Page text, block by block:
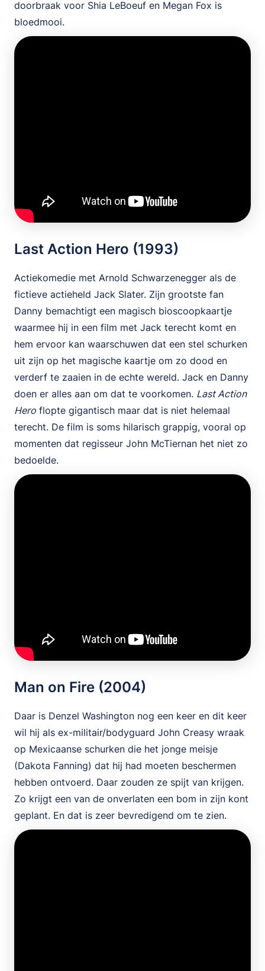
doorbraak voor Shia LeBoeuf en Megan Fox is
bloedmooi.
Last Action Hero (1993)
Actiekomedie met Arnold Schwarzenegger als de
fictieve actieheld Jack Slater. Zijn grootste fan
Danny bemachtigt een magisch bioscoopkaartje
waarmee hij in een film met Jack terecht komt en
hem ervoor kan waarschuwen dat een stel schurken
uit zijn op het magische kaartje om zo dood en
verderf te zaaien in de echte wereld. Jack en Danny
doen er alles aan om dat te voorkomen. Last Action
Hero flopte gigantisch maar dat is niet helemaal
terecht. De film is soms hilarisch grappig, vooral op
momenten dat regisseur John McTiernan het niet zo
bedoelde.
Man on Fire (2004)
Daar is Denzel Washington nog een keer en dit keer
wil hij als ex-militair/bodyguard John Creasy wraak
op Mexicaanse schurken die het jonge meisje
(Dakota Fanning) dat hij had moeten beschermen
hebben ontvoerd. Daar zouden ze spijt van krijgen.
Zo krijgt een van de onverlaten een bom in zijn kont
geplant. En dat is zeer bevredigend om te zien.